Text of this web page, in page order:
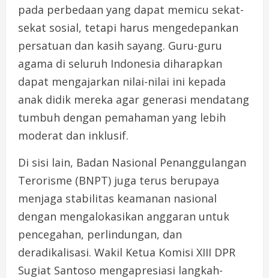
pada perbedaan yang dapat memicu sekat-
sekat sosial, tetapi harus mengedepankan
persatuan dan kasih sayang. Guru-guru
agama di seluruh Indonesia diharapkan
dapat mengajarkan nilai-nilai ini kepada
anak didik mereka agar generasi mendatang
tumbuh dengan pemahaman yang lebih
moderat dan inklusif.
Di sisi lain, Badan Nasional Penanggulangan
Terorisme (BNPT) juga terus berupaya
menjaga stabilitas keamanan nasional
dengan mengalokasikan anggaran untuk
pencegahan, perlindungan, dan
deradikalisasi. Wakil Ketua Komisi XIII DPR
Sugiat Santoso mengapresiasi langkah-